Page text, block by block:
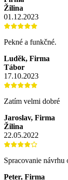
Žilina
01.12.2023
Pekné a funkčné.
Luděk, Firma
Tábor
17.10.2023
Zatím velmi dobré
Jaroslav, Firma
Žilina
22.05.2022
Spracovanie
Peter, Firma